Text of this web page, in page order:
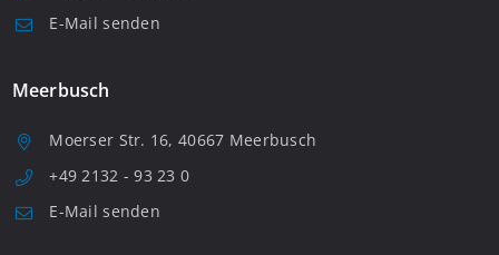
E-Mail senden
Meerbusch
Moerser Str. 16, 40667 Meerbusch
+49 2132 - 93 23 0
E-Mail senden